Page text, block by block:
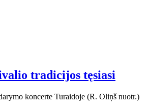
tradicijos tęsiasi